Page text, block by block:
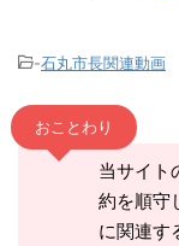
-石丸市長関連動画
おことわり
当サイト
約を順守
に関連す